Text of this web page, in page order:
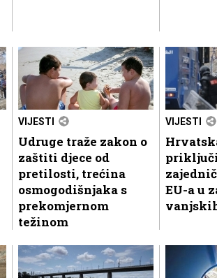
VIJESTI
Udruge traže zakon o
zaštiti djece od
pretilosti, trećina
osmogodišnjaka s
prekomjernom
težinom
VIJESTI
EU-a u